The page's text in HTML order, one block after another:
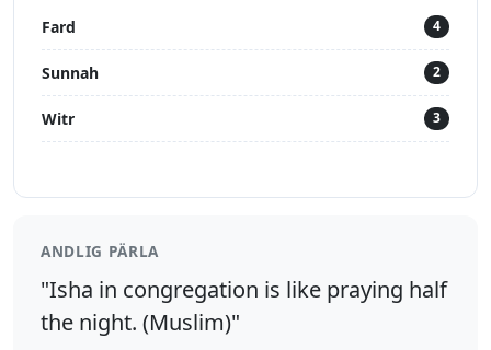
Fard 4
Sunnah 2
Witr 3
ANDLIG PÄRLA
"Isha in congregation is like praying half
the night. (Muslim)"